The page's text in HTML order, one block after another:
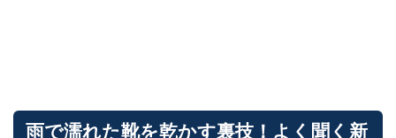
雨で濡れた靴を乾かす裏技！よく聞く新